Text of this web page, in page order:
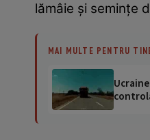
lămâie şi seminţe
MAI MULTE PENTRU